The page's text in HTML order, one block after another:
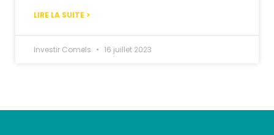
LIRE LA SUITE >
Investir Comels 16 juillet 2023